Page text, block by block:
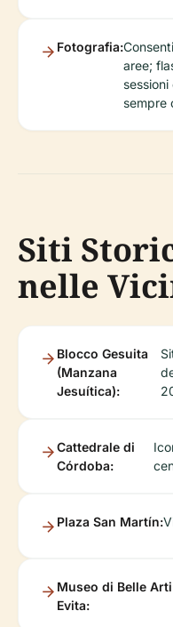
Fotografia:
aree;
sempre
Siti
nelle
Blocco Gesuita
(Manzana
Jesuítica):
Cattedrale di
Córdoba:
Plaza San Martín:
Museo di Belle Arti
Evita: